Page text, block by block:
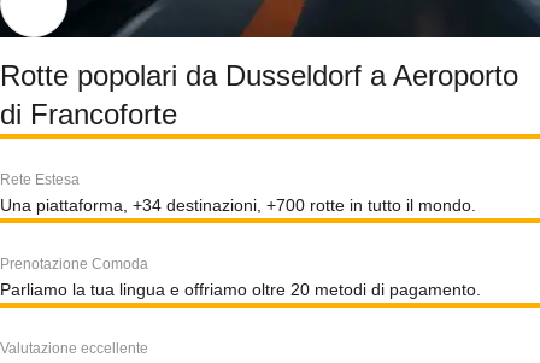
Rotte popolari da Dusseldorf a Aeroporto
di Francoforte
Rete Estesa
Una piattaforma, +34 destinazioni, +700 rotte in tutto il mondo.
Prenotazione Comoda
Parliamo la tua lingua e offriamo oltre 20 metodi di pagamento.
Valutazione eccellente